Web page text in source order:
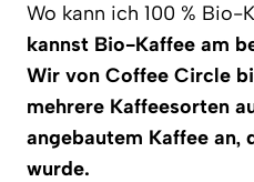
Wo kann ich 100 % Bio-
kannst Bio-Kaffee am
Wir von Coffee Circle
mehrere Kaffeesorten
angebautem Kaffee an,
wurde.